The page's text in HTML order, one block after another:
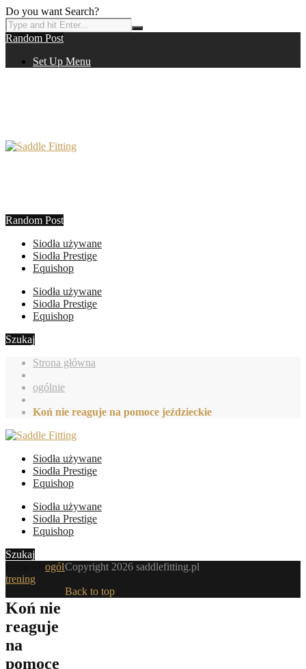
Do you want Search?
Random Post
Set Up Menu
Random Post
Siodła używane
Siodła Prestige
Equishop
Siodła używane
Siodła Prestige
Equishop
Szukaj
Strona główna
ogólnie
Koń nie reaguje na pomoce jeździeckie
Siodła używane
Siodła Prestige
Equishop
Siodła używane
Siodła Prestige
Equishop
Szukaj
ogólnie,
trening
Koń nie
reaguje
na
pomoce
Copyright 2026 saddlefitting.pl
Back to top